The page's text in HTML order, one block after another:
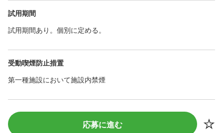
試用期間
試用期間あり。個別に定める。
受動喫煙防止措置
第一種施設において施設内禁煙
応募に進む